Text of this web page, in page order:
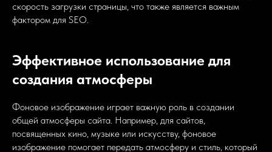
скорость загрузки страницы, что также является важным
фактором для SEO.
Эффективное использование для
создания атмосферы
Фоновое изображение играет важную роль в создании
общей атмосферы сайта. Например, для сайтов,
посвященных кино, музыке или искусству, фоновое
изображение помогает передать атмосферу и стиль, который